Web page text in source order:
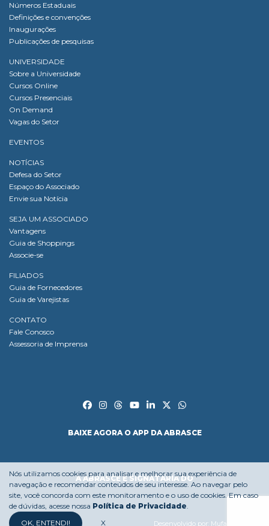
Números Estaduais
Definições e convenções
Inaugurações
Publicações de pesquisas
UNIVERSIDADE
Sobre a Universidade
Cursos Online
Cursos Presenciais
On Demand
Vagas do Setor
EVENTOS
NOTÍCIAS
Defesa do Setor
Espaço do Associado
Envie sua Notícia
SEJA UM ASSOCIADO
Vantagens
Guia de Shoppings
Associe-se
FILIADOS
Guia de Fornecedores
Guia de Varejistas
CONTATO
Fale Conosco
Assessoria de Imprensa
BAIXE AGORA O APP DA ABRASCE
A ABRASCE É SIGNATÁRIA DO
Desenvolvido por: Mufasa Agency
Nós utilizamos cookies para analisar e melhorar sua experiência de
navegação e recomendar conteúdos de seu interesse. Ao navegar pelo
site, você concorda com este monitoramento e o uso de cookies. Em caso
de dúvidas, acesse nossa Política de Privacidade.
OK, ENTENDI!
X